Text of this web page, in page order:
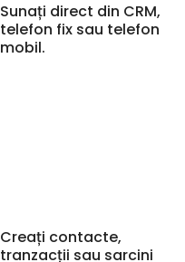
Sunați direct din CRM,
telefon fix sau telefon
mobil.
Creați contacte,
tranzacții sau sarcini